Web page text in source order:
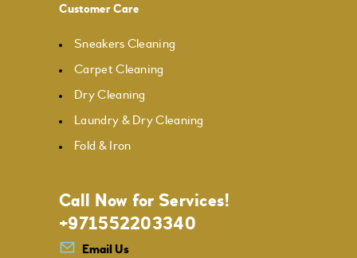
Customer Care
Sneakers Cleaning
Carpet Cleaning
Dry Cleaning
Laundry & Dry Cleaning
Fold & Iron
Call Now for Services!
+971552203340
Email Us